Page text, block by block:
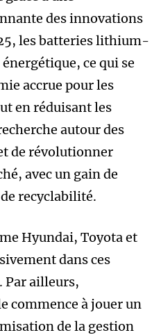
des innovations
les batteries lithium-
ce qui se
accrue pour les
en réduisant les
autour des
de révolutionner
avec un gain de
recyclabilité.
Hyundai, Toyota et
dans ces
Par ailleurs,
commence à jouer un
de la gestion